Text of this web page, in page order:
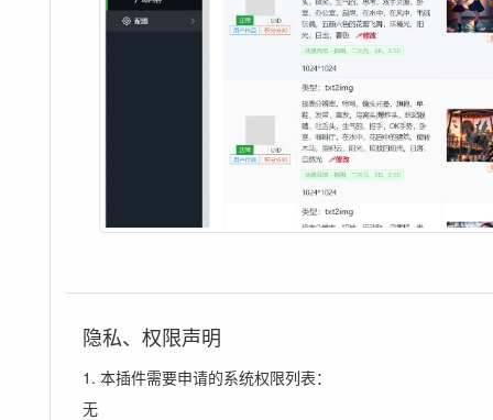
隐私、权限声明
1. 本插件需要申请的系统权限列表：
无